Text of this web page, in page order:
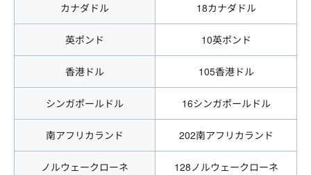
カナダドル 18カナダドル
英ポンド 10英ポンド
香港ドル 105香港ドル
シンガポールドル 16シンガポールドル
南アフリカランド 202南アフリカランド
ノルウェークローネ 128ノルウェークローネ